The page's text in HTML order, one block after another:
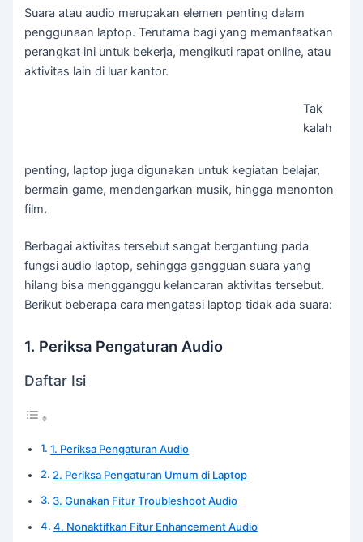
Suara atau audio merupakan elemen penting dalam
penggunaan laptop. Terutama bagi yang memanfaatkan
perangkat ini untuk bekerja, mengikuti rapat online, atau
aktivitas lain di luar kantor.
Tak
kalah
penting, laptop juga digunakan untuk kegiatan belajar,
bermain game, mendengarkan musik, hingga menonton
film.
Berbagai aktivitas tersebut sangat bergantung pada
fungsi audio laptop, sehingga gangguan suara yang
hilang bisa mengganggu kelancaran aktivitas tersebut.
Berikut beberapa cara mengatasi laptop tidak ada suara:
1. Periksa Pengaturan Audio
Daftar Isi
1. Periksa Pengaturan Audio
2. Periksa Pengaturan Umum di Laptop
3. Gunakan Fitur Troubleshoot Audio
4. Nonaktifkan Fitur Enhancement Audio